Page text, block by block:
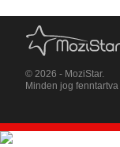
© 2026 - MoziStar.
Minden jog fenntartva